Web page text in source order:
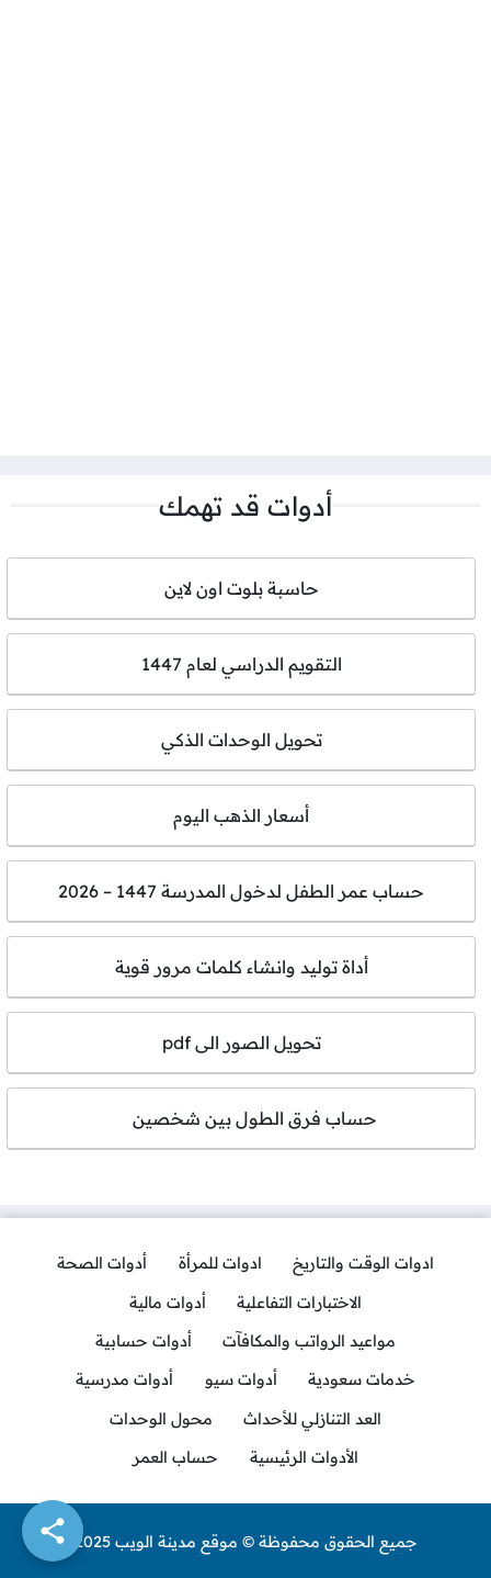
أدوات قد تهمك
حاسبة بلوت اون لاين
التقويم الدراسي لعام 1447
تحويل الوحدات الذكي
أسعار الذهب اليوم
حساب عمر الطفل لدخول المدرسة 1447 – 2026
أداة توليد وانشاء كلمات مرور قوية
تحويل الصور الى pdf
حساب فرق الطول بين شخصين
ادوات الوقت والتاريخ ادوات للمرأة
أدوات الصحة
الاختبارات التفاعلية
أدوات مالية
مواعيد الرواتب والمكافآت
أدوات حسابية
خدمات سعودية
أدوات سيو
أدوات مدرسية
العد التنازلي للأحداث
محول الوحدات
الأدوات الرئيسية
حساب العمر
جميع الحقوق محفوظة © موقع مدينة الويب 2025